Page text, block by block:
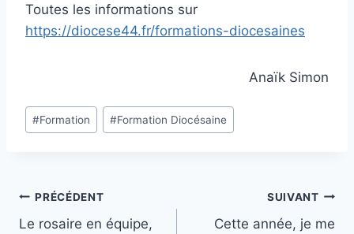
Toutes les informations sur
https://diocese44.fr/formations-diocesaines
Anaïk Simon
Étiquettes
de
#Formation #Formation Diocésaine
Navigation
PRÉCÉDENT
Le rosaire en équipe,
SUIVANT
Cette année, je me